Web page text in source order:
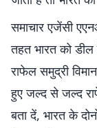
समाचार एजेंसी
तहत भारत को
राफेल समुद्री
हुए जल्द से जल्द
बता दें, भारत के